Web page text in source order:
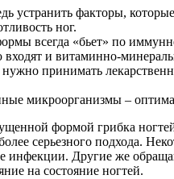
устранить факторы,
ног.
всегда «бьет» по
и витаминно-
принимать
микроорганизмы –
формой грибка
серьезного подхода.
инфекции. Другие же
на состояние ногтей.